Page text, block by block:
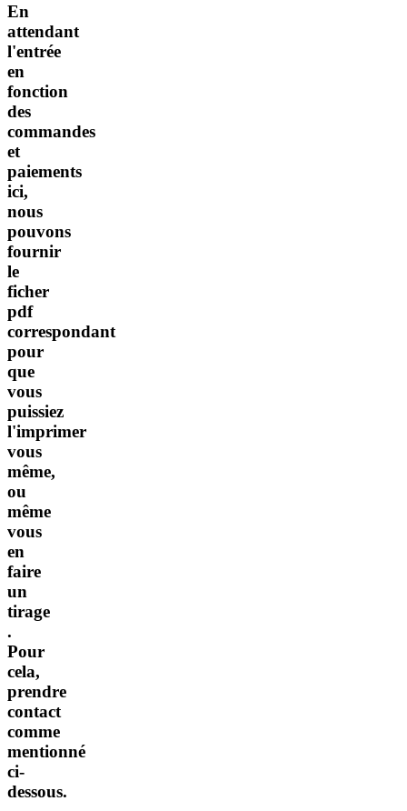
En
attendant
l'entrée
en
fonction
des
commandes
et
paiements
ici,
nous
pouvons
fournir
le
ficher
pdf
correspondant
pour
que
vous
puissiez
l'imprimer
vous
même,
ou
même
vous
en
faire
un
tirage
.
Pour
cela,
prendre
contact
comme
mentionné
ci-
dessous.